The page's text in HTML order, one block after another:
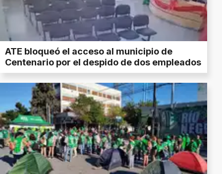
ATE bloqueó el acceso al municipio de
Centenario por el despido de dos empleados